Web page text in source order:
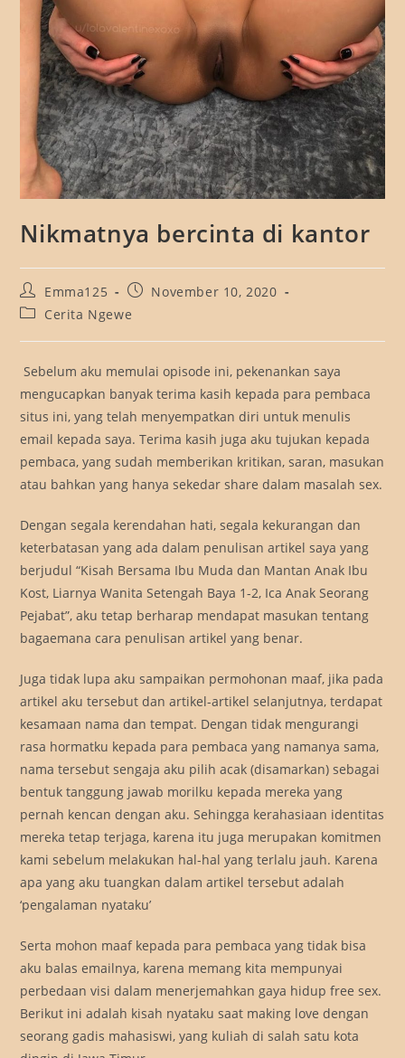
Nikmatnya bercinta di kantor
Post
author:
Emma125
PostNovember 10, 2020
PostCerita Ngewe
Sebelum aku memulai opisode ini, pekenankan saya
mengucapkan banyak terima kasih kepada para pembaca
situs ini, yang telah menyempatkan diri untuk menulis
email kepada saya. Terima kasih juga aku tujukan kepada
pembaca, yang sudah memberikan kritikan, saran, masukan
atau bahkan yang hanya sekedar share dalam masalah sex.
Dengan segala kerendahan hati, segala kekurangan dan
keterbatasan yang ada dalam penulisan artikel saya yang
berjudul “Kisah Bersama Ibu Muda dan Mantan Anak Ibu
Kost, Liarnya Wanita Setengah Baya 1-2, Ica Anak Seorang
Pejabat”, aku tetap berharap mendapat masukan tentang
bagaemana cara penulisan artikel yang benar.
Juga tidak lupa aku sampaikan permohonan maaf, jika pada
artikel aku tersebut dan artikel-artikel selanjutnya, terdapat
kesamaan nama dan tempat. Dengan tidak mengurangi
rasa hormatku kepada para pembaca yang namanya sama,
nama tersebut sengaja aku pilih acak (disamarkan) sebagai
bentuk tanggung jawab morilku kepada mereka yang
pernah kencan dengan aku. Sehingga kerahasiaan identitas
mereka tetap terjaga, karena itu juga merupakan komitmen
kami sebelum melakukan hal-hal yang terlalu jauh. Karena
apa yang aku tuangkan dalam artikel tersebut adalah
‘pengalaman nyataku’
Serta mohon maaf kepada para pembaca yang tidak bisa
aku balas emailnya, karena memang kita mempunyai
perbedaan visi dalam menerjemahkan gaya hidup free sex.
Berikut ini adalah kisah nyataku saat making love dengan
seorang gadis mahasiswi, yang kuliah di salah satu kota